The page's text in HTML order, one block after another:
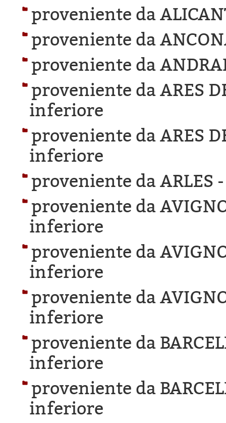
proveniente da
proveniente da
proveniente da
proveniente da ARES
inferiore
proveniente da ARES
inferiore
proveniente da ARLES
proveniente da
inferiore
proveniente da
inferiore
proveniente da
inferiore
proveniente da
inferiore
proveniente da
inferiore